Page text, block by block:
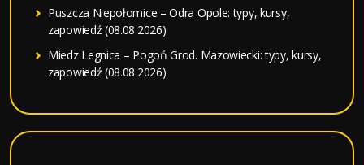
Puszcza Niepołomice – Odra Opole: typy, kursy,
zapowiedź (08.08.2026)
Miedz Legnica – Pogoń Grod. Mazowiecki: typy, kursy,
zapowiedź (08.08.2026)